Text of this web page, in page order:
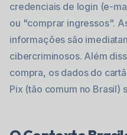
credenciais de login (e-
ou "comprar ingressos".
informações são
cibercriminosos. Além
compra, os dados do
Pix (tão comum no Brasil)